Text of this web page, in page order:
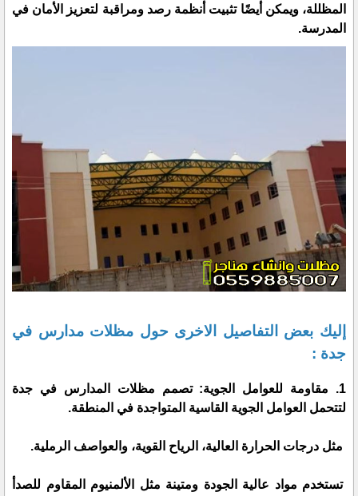
المظللة، ويمكن أيضًا تثبيت أنظمة رصد ومراقبة لتعزيز الأمان في
المدرسة.
إليك بعض التفاصيل الاخرى حول مظلات مدارس في
جدة :
1. مقاومة للعوامل الجوية: تصمم مظلات المدارس في جدة
لتتحمل العوامل الجوية القاسية المتواجدة في المنطقة.
مثل درجات الحرارة العالية، الرياح القوية، والعواصف الرملية.
تستخدم مواد عالية الجودة ومتينة مثل الألمنيوم المقاوم للصدأ